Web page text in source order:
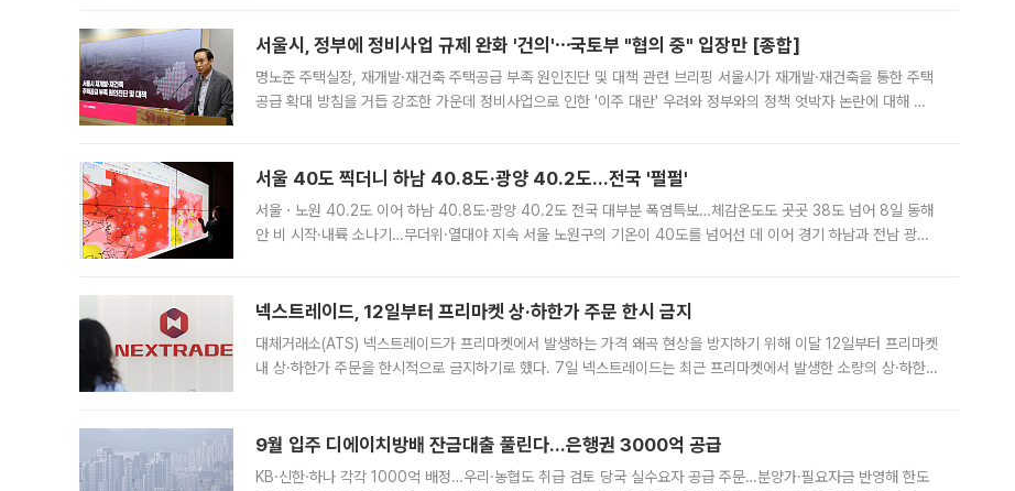
서울시, 정부에 정비사업 규제 완화 '건의'⋯국토부 "협의 중" 입장만 [종합]
명노준 주택실장, 재개발·재건축 주택공급 부족 원인진단 및 대책 관련 브리핑 서울시가 재개발·재건축을 통한 주택
공급 확대 방침을 거듭 강조한 가운데 정비사업으로 인한 '이주 대란' 우려와 정부와의 정책 엇박자 논란에 대해 정
서울 40도 찍더니 하남 40.8도·광양 40.2도…전국 '펄펄'
서울ㆍ노원 40.2도 이어 하남 40.8도·광양 40.2도 전국 대부분 폭염특보…체감온도도 곳곳 38도 넘어 8일 동해
안 비 시작·내륙 소나기…무더위·열대야 지속 서울 노원구의 기온이 40도를 넘어선 데 이어 경기 하남과 전남 광양
넥스트레이드, 12일부터 프리마켓 상·하한가 주문 한시 금지
대체거래소(ATS) 넥스트레이드가 프리마켓에서 발생하는 가격 왜곡 현상을 방지하기 위해 이달 12일부터 프리마켓
내 상·하한가 주문을 한시적으로 금지하기로 했다. 7일 넥스트레이드는 최근 프리마켓에서 발생한 소량의 상·하한
9월 입주 디에이치방배 잔금대출 풀린다…은행권 3000억 공급
KB·신한·하나 각각 1000억 배정…우리·농협도 취급 검토 당국 실수요자 공급 주문…분양가·필요자금 반영해 한도